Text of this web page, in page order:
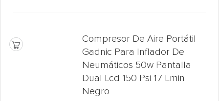
Compresor De Aire Portátil
Gadnic Para Inflador De
Neumáticos 50w Pantalla
Dual Lcd 150 Psi 17 Lmin
Negro